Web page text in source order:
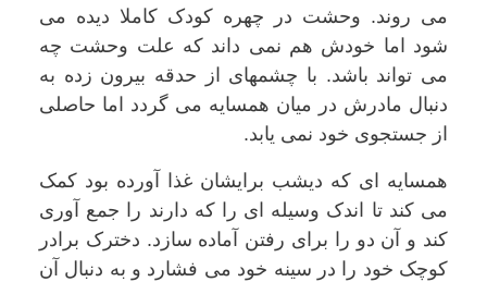
می روند. وحشت در چهره کودک کاملا دیده می
شود اما خودش هم نمی داند که علت وحشت چه
می تواند باشد. با چشمهای از حدقه بیرون زده به
دنبال مادرش در میان همسایه می گردد اما حاصلی
از جستجوی خود نمی یابد.
همسایه ای که دیشب برایشان غذا آورده بود کمک
می کند تا اندک وسیله ای را که دارند را جمع آوری
کند و آن دو را برای رفتن آماده سازد. دخترک برادر
کوچک خود را در سینه خود می فشارد و به دنبال آن